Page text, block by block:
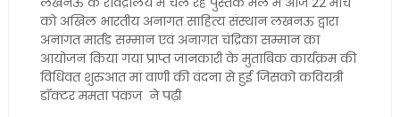
को अखिल भारतीय अनागत साहित्य संस्थान लखनऊ द्वारा
अनागत मार्तंड सम्मान एवं अनागत चंद्रिका सम्मान का
आयोजन किया गया प्राप्त जानकारी के मुताबिक कार्यक्रम की
विधिवत शुरुआत मां वाणी की वंदना से हुई जिसको कवियत्री
डॉक्टर ममता पंकज ने पढ़ी